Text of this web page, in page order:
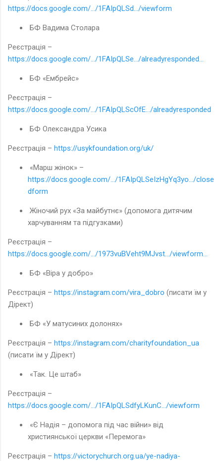
https://docs.google.com/.../1FAIpQLSd.../viewform
БФ Вадима Столара
Реєстрація –
https://docs.google.com/.../1FAIpQLSe.../alreadyresponded...
БФ «Ембрейс»
Реєстрація –
https://docs.google.com/.../1FAIpQLScOfE.../alreadyresponded
БФ Олександра Усика
Реєстрація – https://usykfoundation.org/uk/
«Марш жінок» –
https://docs.google.com/.../1FAIpQLSeIzHgYq3yo.../close
dform
Жіночий рух «За майбутнє» (допомога дитячим
харчуванням та підгузками)
Реєстрація –
https://docs.google.com/.../1973vuBVeht9MJvst.../viewform...
БФ «Віра у добро»
Реєстрація – https://instagram.com/vira_dobro (писати їм у
Дірект)
БФ «У матусиних долонях»
Реєстрація – https://instagram.com/charityfoundation_ua
(писати їм у Дірект)
«Так. Це штаб»
Реєстрація –
https://docs.google.com/.../1FAIpQLSdfyLKunC.../viewform
«Є Надія – допомога під час війни» від
християнської церкви «Перемога»
Реєстрація – https://victorychurch.org.ua/ye-nadiya-